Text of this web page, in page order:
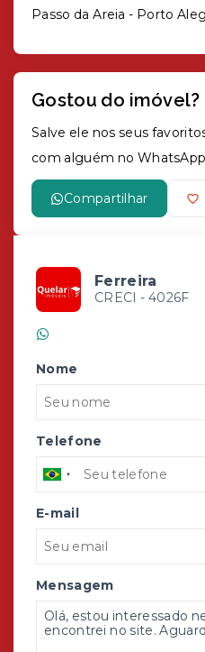
Passo da Areia - Porto
Gostou do imóvel?
Salve ele nos seus
com alguém no
Compartilhar
Ferreira
CRECI - 4026F
Nome
Telefone
E-mail
Mensagem